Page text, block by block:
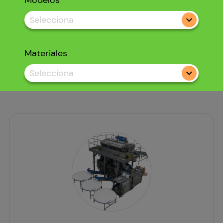
Selecciona
Materiales
Selecciona